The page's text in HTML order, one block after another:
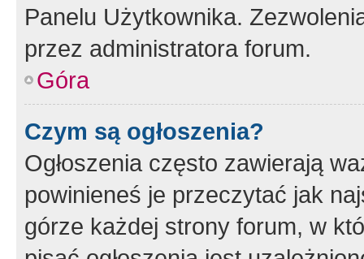
Panelu Użytkownika.
przez administratora forum.
Góra
Czym są ogłoszenia?
Ogłoszenia często zawierają
powinieneś je przeczytać jak
górze każdej strony forum, w